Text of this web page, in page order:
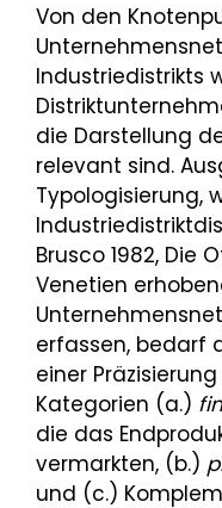
Von den
Industriedistrikts
die Darstellung
relevant sind.
Typologisierung,
Brusco 1982, Die
Venetien
erfassen, bedarf
einer
Kategorien (a.)
die das
vermarkten, (b.)
und (c.)